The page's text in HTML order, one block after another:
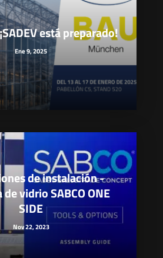
está preparado!
Ene 9, 2025
de instalación -
vidrio SABCO ONE
SIDE
Nov 22, 2023